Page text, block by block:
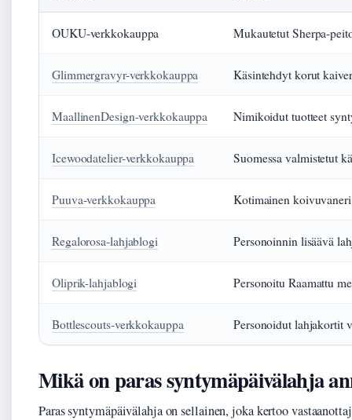
OUKU-verkkokauppa Mukautetut Sherpa-
Glimmergravyr-verkkokauppa Käsintehdyt korut
MaallinenDesign-verkkokauppa Nimikoidut tuotteet
Icewoodatelier-verkkokauppa Suomessa valmistetut
Puuva-verkkokauppa Kotimainen
Regalorosa-lahjablogi Personoinnin lisäävä
Oliprik-lahjablogi Personoitu Raamattu
Bottlescouts-verkkokauppa Personoidut lahjakortit
Mikä on paras syntymäpäivälahja
Paras syntymäpäivälahja on sellainen, joka kertoo